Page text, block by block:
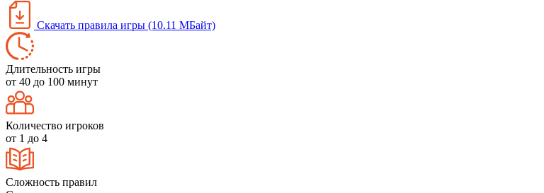
Скачать правила игры (10.11 МБайт)
Длительность игры
от 40 до 100 минут
Количество игроков
от 1 до 4
Сложность правил